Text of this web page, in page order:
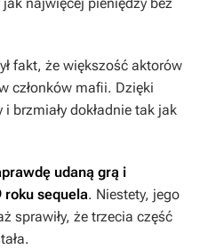
najwięcej pieniędzy bez
fakt, że większość aktorów
członków mafii. Dzięki
brzmiały dokładnie tak jak
udaną grą i
roku sequela. Niestety, jego
sprawiły, że trzecia część